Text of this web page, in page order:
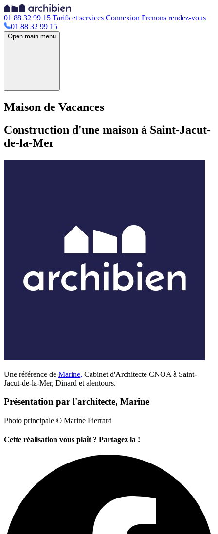
01 88 32 99 15 Tarifs et services Connexion Prenons rendez-vous
01 88 32 99 15
Open main menu
Maison de Vacances
Construction d'une maison à Saint-Jacut-
de-la-Mer
Une référence de Marine, Cabinet d'Architecte CNOA à Saint-
Jacut-de-la-Mer, Dinard et alentours.
Présentation par l'architecte, Marine
Photo principale © Marine Pierrard
Cette réalisation vous plaît ? Partagez la !